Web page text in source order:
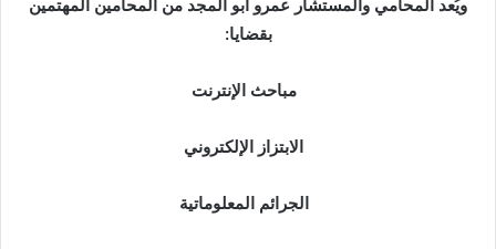
ويُعد المحامي والمستشار عمرو أبو المجد من المحامين المهتمين
بقضايا:
مباحث الإنترنت
الابتزاز الإلكتروني
الجرائم المعلوماتية